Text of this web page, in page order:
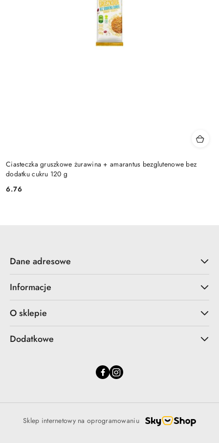
Ciasteczka gruszkowe żurawina + amarantus bezglutenowe bez
dodatku cukru 120 g
Cena:
6.76
Dane adresowe
Informacje
O sklepie
Dodatkowe
Sklep internetowy na oprogramowaniu